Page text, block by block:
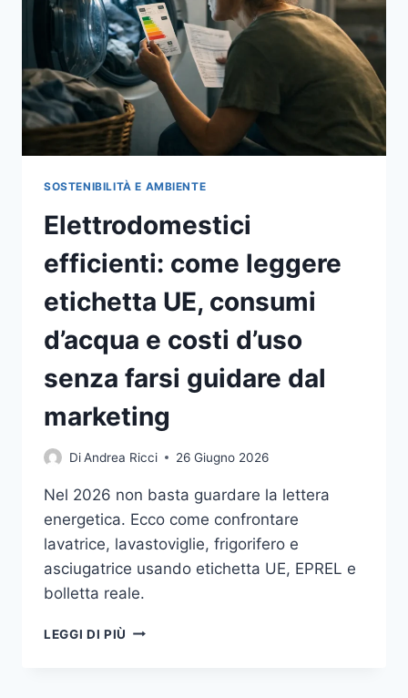
ALLO
SCHERMO
SENZA
RINUNCIARE
AL
TELEFONO
SOSTENIBILITÀ E AMBIENTE
Elettrodomestici
efficienti: come leggere
etichetta UE, consumi
d’acqua e costi d’uso
senza farsi guidare dal
marketing
DiAndrea Ricci 26 Giugno 2026
Nel 2026 non basta guardare la lettera
energetica. Ecco come confrontare
lavatrice, lavastoviglie, frigorifero e
asciugatrice usando etichetta UE, EPREL e
bolletta reale.
LEGGI DI PIÙ ELETTRODOMESTICI